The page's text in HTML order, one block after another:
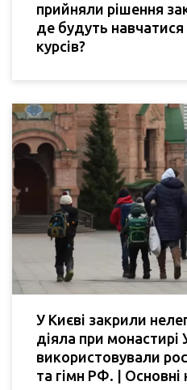
прийняли рішення
де будуть навчатися
курсів?
У Києві закрили
діяла при
використовували
та гімн РФ. | Основні